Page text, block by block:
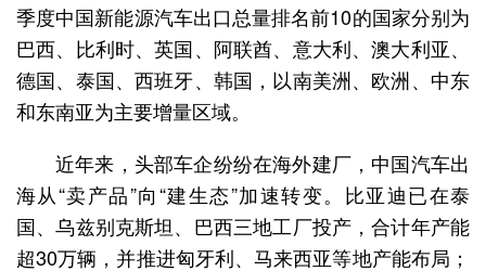
季度中国新能源汽车出口总量排名前10的国家分别为
巴西、比利时、英国、阿联酋、意大利、澳大利亚、
德国、泰国、西班牙、韩国，以南美洲、欧洲、中东
和东南亚为主要增量区域。
近年来，头部车企纷纷在海外建厂，中国汽车出
海从“卖产品”向“建生态”加速转变。比亚迪已在泰
国、乌兹别克斯坦、巴西三地工厂投产，合计年产能
超30万辆，并推进匈牙利、马来西亚等地产能布局；